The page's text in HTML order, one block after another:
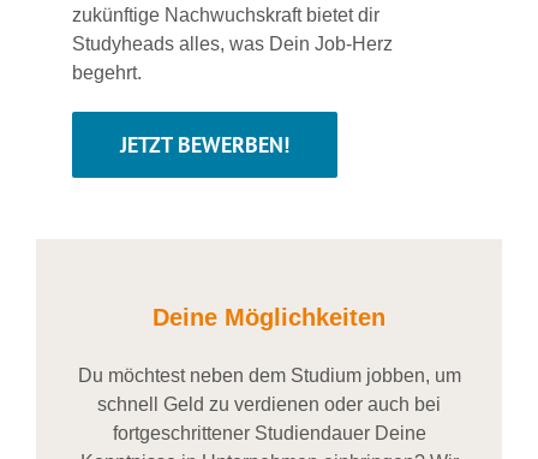
zukünftige Nachwuchskraft bietet dir
Studyheads alles, was Dein Job-Herz
begehrt.
JETZT BEWERBEN!
Deine Möglichkeiten
Du möchtest neben dem Studium jobben, um
schnell Geld zu verdienen oder auch bei
fortgeschrittener Studiendauer Deine